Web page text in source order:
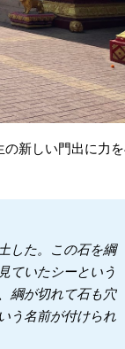
新しい門出に力を
した。この石を綱
ていたシーという
綱が切れて石も穴
う名前が付けられ